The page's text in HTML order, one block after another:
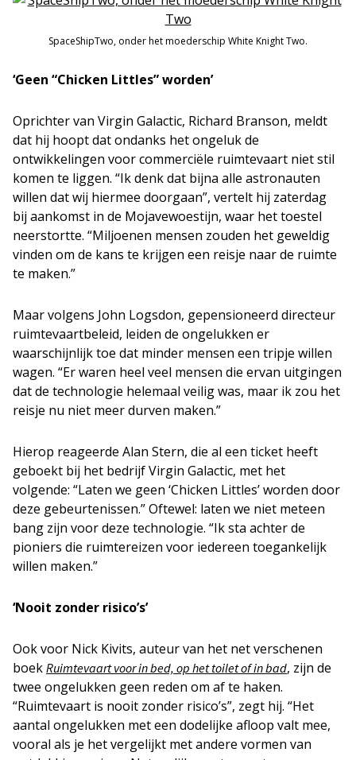
SpaceShipTwo, onder het moederschip White Knight Two.
‘Geen “Chicken Littles” worden’
Oprichter van Virgin Galactic, Richard Branson, meldt
dat hij hoopt dat ondanks het ongeluk de
ontwikkelingen voor commerciële ruimtevaart niet stil
komen te liggen. “Ik denk dat bijna alle astronauten
willen dat wij hiermee doorgaan”, vertelt hij zaterdag
bij aankomst in de Mojavewoestijn, waar het toestel
neerstortte. “Miljoenen mensen zouden het geweldig
vinden om de kans te krijgen een reisje naar de ruimte
te maken.”
Maar volgens John Logsdon, gepensioneerd directeur
ruimtevaartbeleid, leiden de ongelukken er
waarschijnlijk toe dat minder mensen een tripje willen
wagen. “Er waren heel veel mensen die ervan uitgingen
dat de technologie helemaal veilig was, maar ik zou het
reisje nu niet meer durven maken.”
Hierop reageerde Alan Stern, die al een ticket heeft
geboekt bij het bedrijf Virgin Galactic, met het
volgende: “Laten we geen ‘Chicken Littles’ worden door
deze gebeurtenissen.” Oftewel: laten we niet meteen
bang zijn voor deze technologie. “Ik sta achter de
pioniers die ruimtereizen voor iedereen toegankelijk
willen maken.”
‘Nooit zonder risico’s’
Ook voor Nick Kivits, auteur van het net verschenen
boek Ruimtevaart voor in bed, op het toilet of in bad, zijn de
twee ongelukken geen reden om af te haken.
“Ruimtevaart is nooit zonder risico’s”, zegt hij. “Het
aantal ongelukken met een dodelijke afloop valt mee,
vooral als je het vergelijkt met andere vormen van